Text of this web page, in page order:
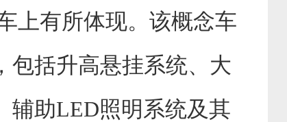
上有所体现。该概念车
包括升高悬挂系统、大
辅助LED照明系统及其